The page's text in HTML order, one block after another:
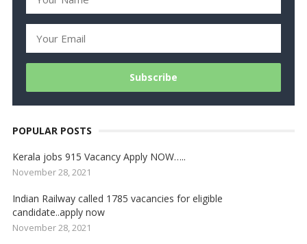
POPULAR POSTS
Kerala jobs 915 Vacancy Apply NOW…..
November 28, 2021
Indian Railway called 1785 vacancies for eligible
candidate..apply now
November 28, 2021